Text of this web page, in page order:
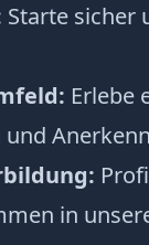
Starte sicher
Erlebe
in